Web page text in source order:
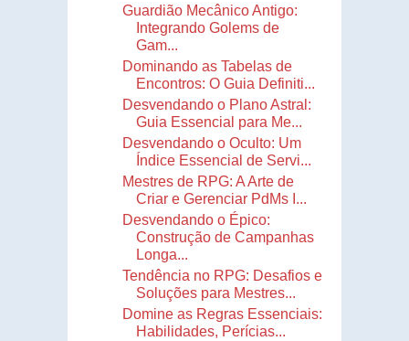
Guardião Mecânico Antigo:
Integrando Golems de
Gam...
Dominando as Tabelas de
Encontros: O Guia Definiti...
Desvendando o Plano Astral:
Guia Essencial para Me...
Desvendando o Oculto: Um
Índice Essencial de Servi...
Mestres de RPG: A Arte de
Criar e Gerenciar PdMs I...
Desvendando o Épico:
Construção de Campanhas
Longa...
Tendência no RPG: Desafios e
Soluções para Mestres...
Domine as Regras Essenciais:
Habilidades, Perícias...